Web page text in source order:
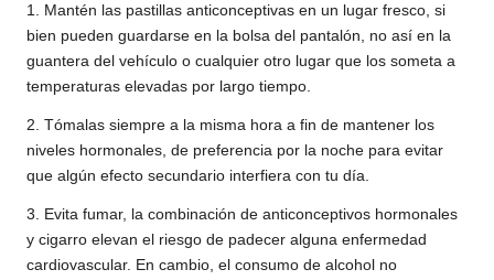
1. Mantén las pastillas anticonceptivas en un lugar fresco, si
bien pueden guardarse en la bolsa del pantalón, no así en la
guantera del vehículo o cualquier otro lugar que los someta a
temperaturas elevadas por largo tiempo.
2. Tómalas siempre a la misma hora a fin de mantener los
niveles hormonales, de preferencia por la noche para evitar
que algún efecto secundario interfiera con tu día.
3. Evita fumar, la combinación de anticonceptivos hormonales
y cigarro elevan el riesgo de padecer alguna enfermedad
cardiovascular. En cambio, el consumo de alcohol no